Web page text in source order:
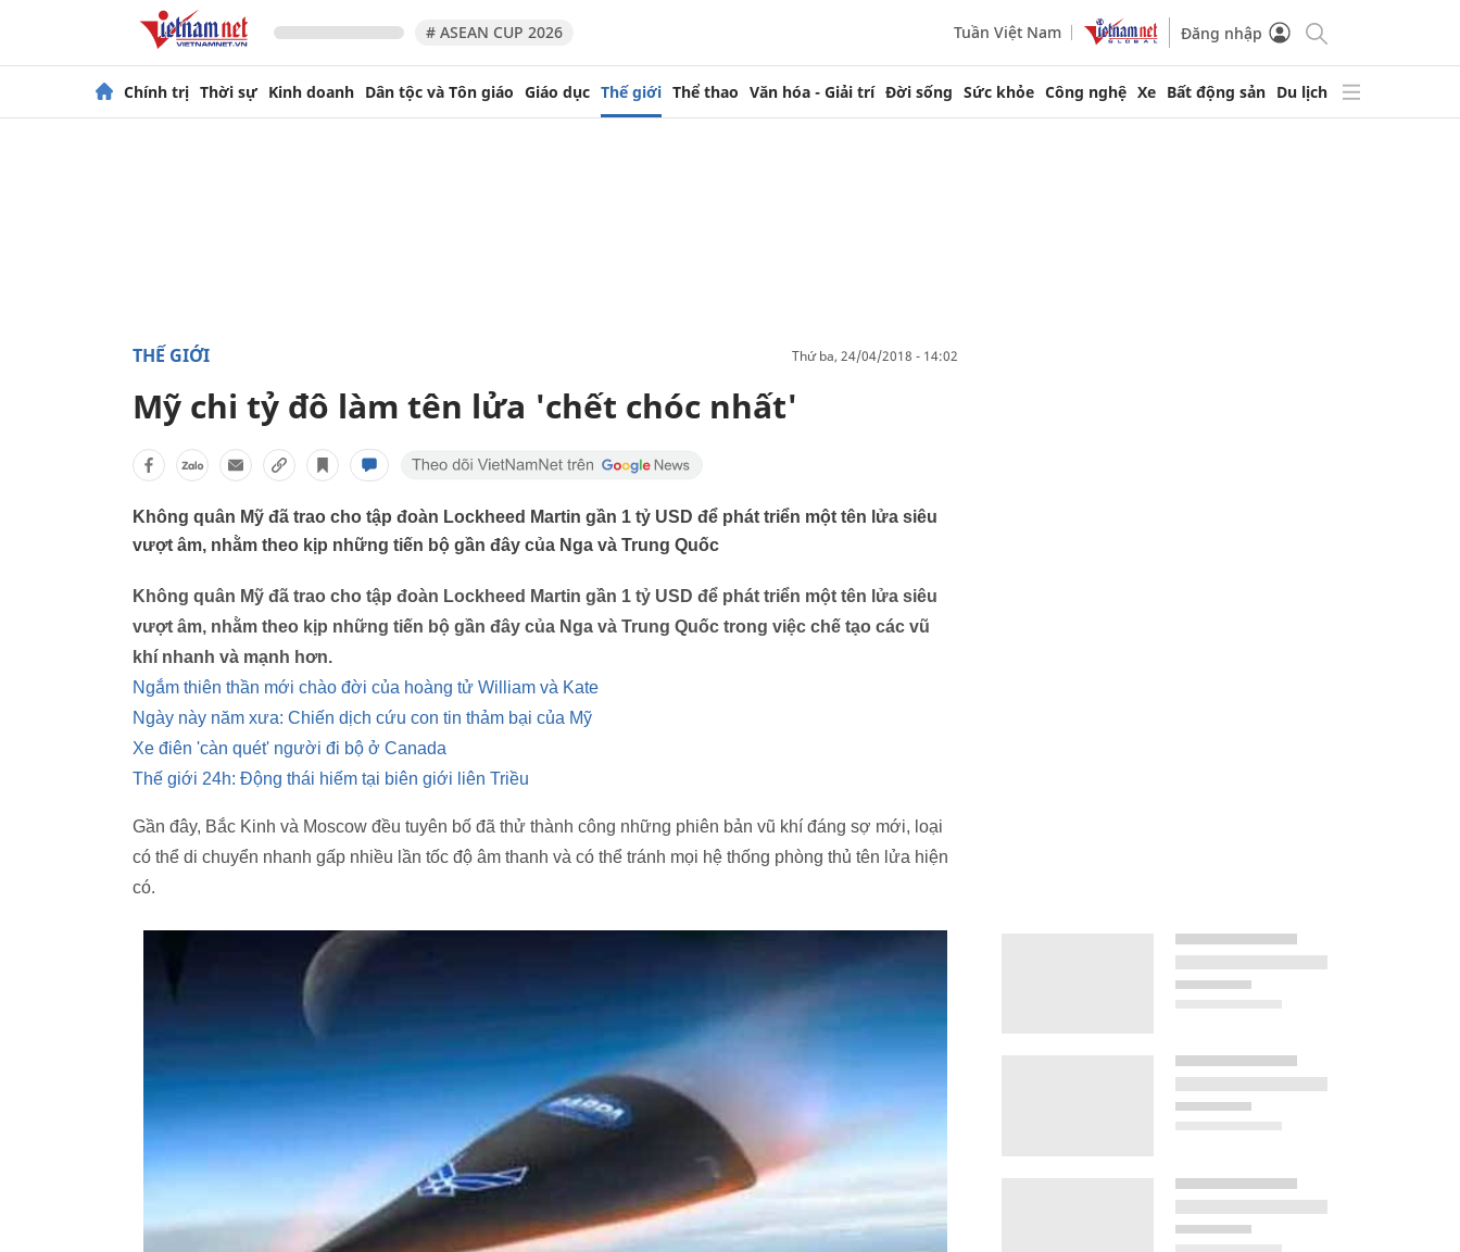
# ASEAN CUP 2026 Tuần Việt Nam Đăng nhập
Chính trị Thời sự Kinh doanh Dân tộc và Tôn giáo Giáo dục Thế giới Thể thao Văn hóa - Giải trí Đời sống Sức khỏe Công nghệ Xe Bất động sản Du lịch
THẾ GIỚI thứ ba, 24/04/2018 - 14:02
Mỹ chi tỷ đô làm tên lửa 'chết chóc nhất'
Không quân Mỹ đã trao cho tập đoàn Lockheed Martin gần 1 tỷ USD để phát triển một tên lửa siêu
vượt âm, nhằm theo kịp những tiến bộ gần đây của Nga và Trung Quốc
Không quân Mỹ đã trao cho tập đoàn Lockheed Martin gần 1 tỷ USD để phát triển một tên lửa siêu
vượt âm, nhằm theo kịp những tiến bộ gần đây của Nga và Trung Quốc trong việc chế tạo các vũ
khí nhanh và mạnh hơn.
Ngắm thiên thần mới chào đời của hoàng tử William và Kate
Ngày này năm xưa: Chiến dịch cứu con tin thảm bại của Mỹ
Xe điên 'càn quét' người đi bộ ở Canada
Thế giới 24h: Động thái hiếm tại biên giới liên Triều
Gần đây, Bắc Kinh và Moscow đều tuyên bố đã thử thành công những phiên bản vũ khí đáng sợ mới, loại
có thể di chuyển nhanh gấp nhiều lần tốc độ âm thanh và có thể tránh mọi hệ thống phòng thủ tên lửa hiện
có.